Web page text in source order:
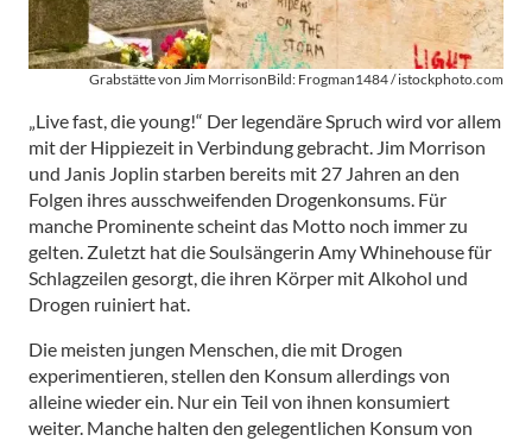
Grabstätte von Jim MorrisonBild: Frogman1484 / istockphoto.com
„Live fast, die young!“ Der legendäre Spruch wird vor allem
mit der Hippiezeit in Verbindung gebracht. Jim Morrison
und Janis Joplin starben bereits mit 27 Jahren an den
Folgen ihres ausschweifenden Drogenkonsums. Für
manche Prominente scheint das Motto noch immer zu
gelten. Zuletzt hat die Soulsängerin Amy Whinehouse für
Schlagzeilen gesorgt, die ihren Körper mit Alkohol und
Drogen ruiniert hat.
Die meisten jungen Menschen, die mit Drogen
experimentieren, stellen den Konsum allerdings von
alleine wieder ein. Nur ein Teil von ihnen konsumiert
weiter. Manche halten den gelegentlichen Konsum von